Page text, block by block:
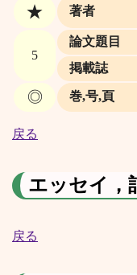
★ 著者
5
論文題目
掲載誌
◎ 巻,号,頁
戻る
エッセイ，
戻る